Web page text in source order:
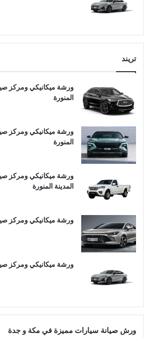
تريند
ورشة ميكانيكي ومركز
المنورة
ورشة ميكانيكي ومركز
المنورة
ورشة ميكانيكي ومركز
المدينة المنورة
ورشة ميكانيكي ومركز
ورشة ميكانيكي ومركز
ورش صيانة سيارات مميزة في مكة و جدة